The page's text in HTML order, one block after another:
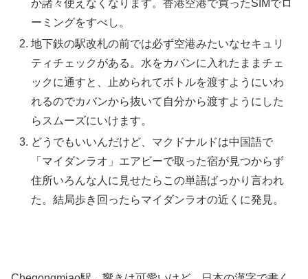
か諸々使えなくなります。香港空港で買ったSIMでロ
ーミングをすべし。
地下鉄の駅改札の前では必ず空港みたいなセキュリ
ティチェックがある。水をカバンに入れたままチェ
ックに通すと、止められてボトルを渡すようにいわ
れるのでカバンから抜いて自分から渡すようにした
らスムーズにいけます。
どうでもいいんだけど、マクドナルドは中国語で
「マイダンラオ」エアビーで取った宿が見つからず
住所いろんな人に見せたらこの単語ばっかり言われ
た。結局歩き回ったらマイダンラオの近くに発見。